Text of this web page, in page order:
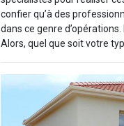
confier qu’à des
dans ce genre
Alors, quel que soit votre